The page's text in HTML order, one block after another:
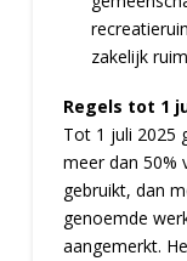
zakelijk
Regels tot 1
Tot 1 juli 2025
meer dan 50%
gebruikt, dan
genoemde
aangemerkt.